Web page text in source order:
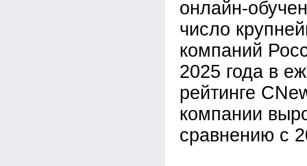
онлайн-
число
компаний
2025 года в
рейтинге
компании
сравнению с